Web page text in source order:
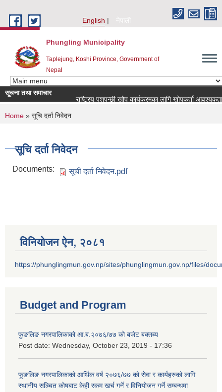
English
नेपाली
Phungling Municipality
Taplejung, Koshi Province, Government of
Nepal
सूचना तथा समाचार
राष्ट्रिय पशुपन्छी खोप कार्यक्रमका लागि खोपकर्ता आवश्यकता
You are here
Home » सूचि दर्ता निवेदन
सूचि दर्ता निवेदन
Documents: सूची दर्ता निवेदन.pdf
विनियोजन ऐन‚ २०८१
https://phunglingmun.gov.np/sites/phunglingmun.gov.np/files/
Budget and Program
फुङलिङ नगरपालिकाको आ.ब.२०७६/७७ को बजेट बक्तब्य
Post date: Wednesday, October 23, 2019 - 17:36
फूङलिङ नगरपालिकाको आर्थिक वर्ष २०७६/७७ को सेवा र कार्यहरुको लागि
स्थानीय सञ्चित कोषबाट केही रकम खर्च गर्ने र विनियोजन गर्ने सम्बन्धमा